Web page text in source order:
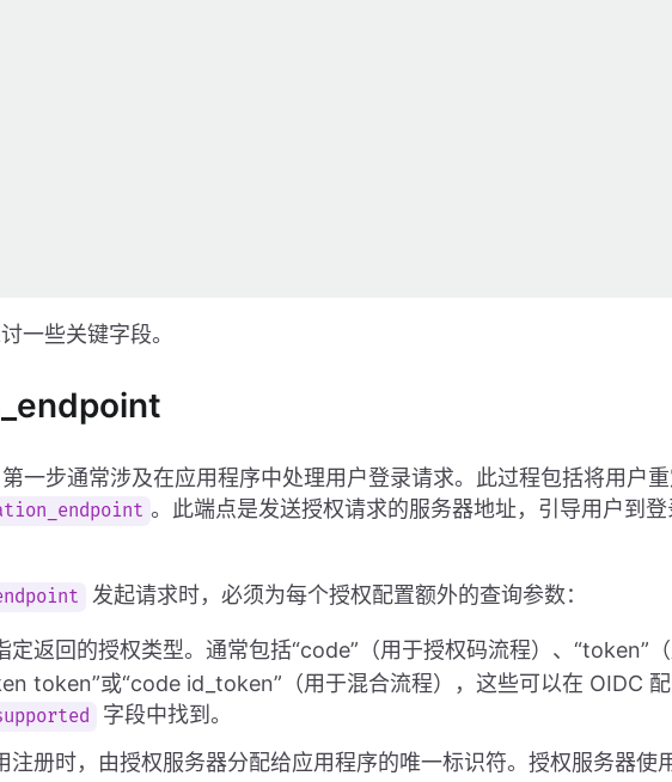
一些关键字段。
一步通常涉及在应用程序中处理用户登录请求。此过程包括将用户
。此端点是发送授权请求的服务器地址，引导用户到
发起请求时，必须为每个授权配置额外的查询参数：
定返回的授权类型。通常包括“code”（用于授权码流程）、“token”
token”或“code id_token”（用于混合流程），这些可以在 OIDC
字段中找到。
注册时，由授权服务器分配给应用程序的唯一标识符。授权服务器使